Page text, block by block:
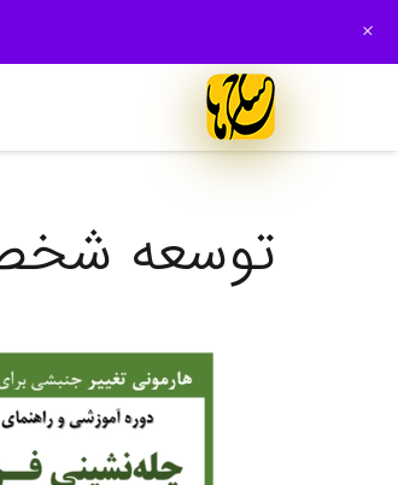
توسعه
+